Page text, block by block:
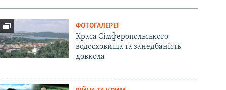
ФОТОГАЛЕРЕЇ
Краса Сімферопольського
водосховища та занедбаність
довкола